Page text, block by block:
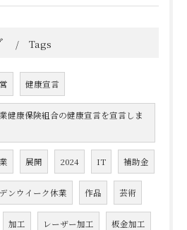
Tags
健康宣言
健康保険組合の健康宣言を宣言しま
展開 2024 IT 補助金
ンウイーク休業 作品 芸術
加工 レーザー加工 板金加工